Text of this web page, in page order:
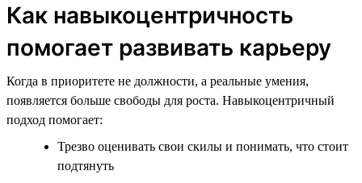
Как навыкоцентричность
помогает развивать карьеру
Когда в приоритете не должности, а реальные умения,
появляется больше свободы для роста. Навыкоцентричный
подход помогает:
Трезво оценивать свои скилы и понимать, что стоит
подтянуть